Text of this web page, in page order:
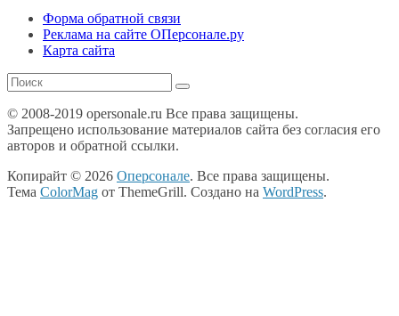
Форма обратной связи
Реклама на сайте ОПерсонале.ру
Карта сайта
© 2008-2019 opersonale.ru Все права защищены.
Запрещено использование материалов сайта без согласия его
авторов и обратной ссылки.
Копирайт © 2026 Оперсонале. Все права защищены.
Тема ColorMag от ThemeGrill. Создано на WordPress.